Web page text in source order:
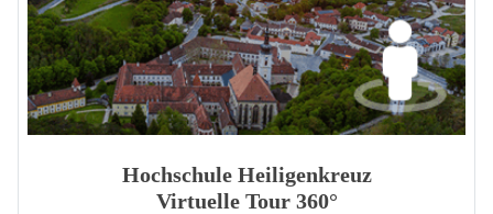
Hochschule Heiligenkreuz
Virtuelle Tour 360°